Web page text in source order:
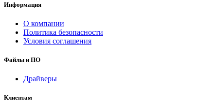
Информация
О компании
Политика безопасности
Условия соглашения
Файлы и ПО
Драйверы
Клиентам